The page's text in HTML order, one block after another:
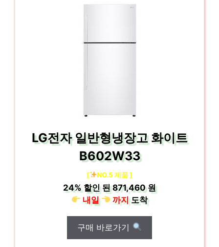
LG전자 일반형냉장고 화이트
B602W33
[ NO.5 제품 ]
24% 할인 된871,460 원
내일
까지도착
구매 바로가기